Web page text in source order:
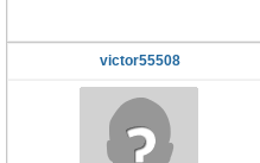
victor55508